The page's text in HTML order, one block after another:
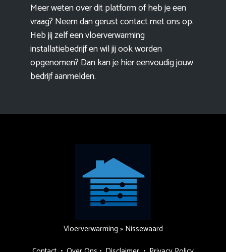
Meer weten over dit platform of heb je een
vraag? Neem dan gerust contact met ons op.
Heb jij zelf een vloerverwarming
installatiebedrijf en wil jij ook worden
opgenomen? Dan kan je hier eenvoudigjouw
bedrijf aanmelden.
Vloerverwarming » Nissewaard